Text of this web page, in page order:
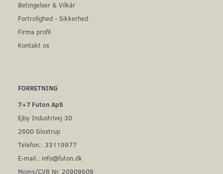
Betingelser & Vilkår
Fortrolighed - Sikkerhed
Firma profil
Kontakt os
FORRETNING
7+7 Futon ApS
Ejby Industrivej 30
2600 Glostrup
Telefon.: 33119977
E-mail.: info@futon.dk
Moms/CVR Nr. 20909609